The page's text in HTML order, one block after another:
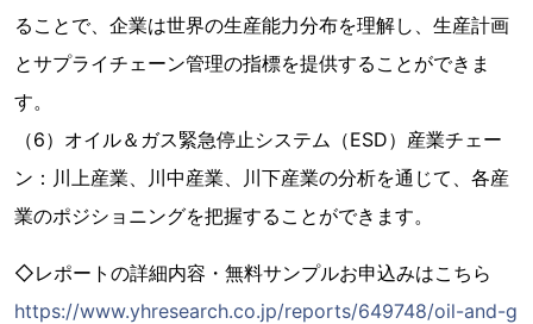
ることで、企業は世界の生産能力分布を理解し、生産計画
とサプライチェーン管理の指標を提供することができま
す。
（6）オイル＆ガス緊急停止システム（ESD）産業チェー
ン：川上産業、川中産業、川下産業の分析を通じて、各産
業のポジショニングを把握することができます。
◇レポートの詳細内容・無料サンプルお申込みはこちら
https://www.yhresearch.co.jp/reports/649748/oil-and-g